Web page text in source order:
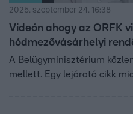
2025. szeptember 24. 16:38
Videón ahogy az ORFK
hódmezővásárhelyi
A Belügyminisztérium
mellett. Egy lejárató cikk